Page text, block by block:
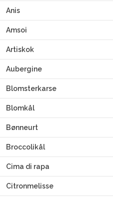
Anis
Amsoi
Artiskok
Aubergine
Blomsterkarse
Blomkål
Bønneurt
Broccolikål
Cima di rapa
Citronmelisse